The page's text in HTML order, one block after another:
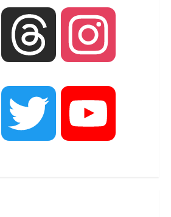
Facebook Threads
Snapchat Twitter
UTTARAKHAND NEWS
तीलू रौतेली पुरस्कार के लिए 13
वीरांगनाओं का चयन : रेखा आर्या
August 6, 2026
UTTARAKHAND NEWS
मिस उत्तराखंड 2026 के सब-कॉन्टेस्ट
‘मिस ब्यूटीफुल आइज़’ एवं ‘मिस
ब्यूटीफुल हेयर’ का आयोजन